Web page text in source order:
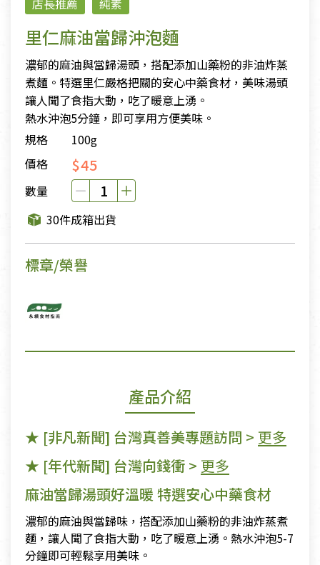
店長推薦 純素
里仁麻油當歸沖泡麵
濃郁的麻油與當歸湯頭，搭配添加山藥粉的非油炸蒸
煮麵。特選里仁嚴格把關的安心中藥食材，美味湯頭
讓人聞了食指大動，吃了暖意上湧。
熱水沖泡5分鐘，即可享用方便美味。
規格
100g
價格
$45
數量
30件成箱出貨
標章/榮譽
產品介紹
★ [非凡新聞] 台灣真善美專題訪問 > 更多
★ [年代新聞] 台灣向錢衝 > 更多
麻油當歸湯頭好溫暖 特選安心中藥食材
濃郁的麻油與當歸味，搭配添加山藥粉的非油炸蒸煮
麵，讓人聞了食指大動，吃了暖意上湧。熱水沖泡5-7
分鐘即可輕鬆享用美味。